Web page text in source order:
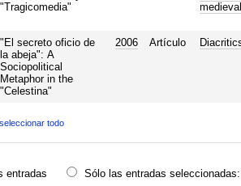
"Tragicomedia"
"El secreto oficio de
la abeja": A
Sociopolitical
Metaphor in the
"Celestina"
2006 Artículo
todo
entradas
Sólo las entradas seleccionadas: